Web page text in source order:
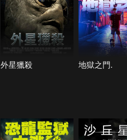
外星獵殺 地獄之門.